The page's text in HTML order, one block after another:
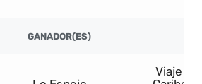
GANADOR(ES)
Viaje al